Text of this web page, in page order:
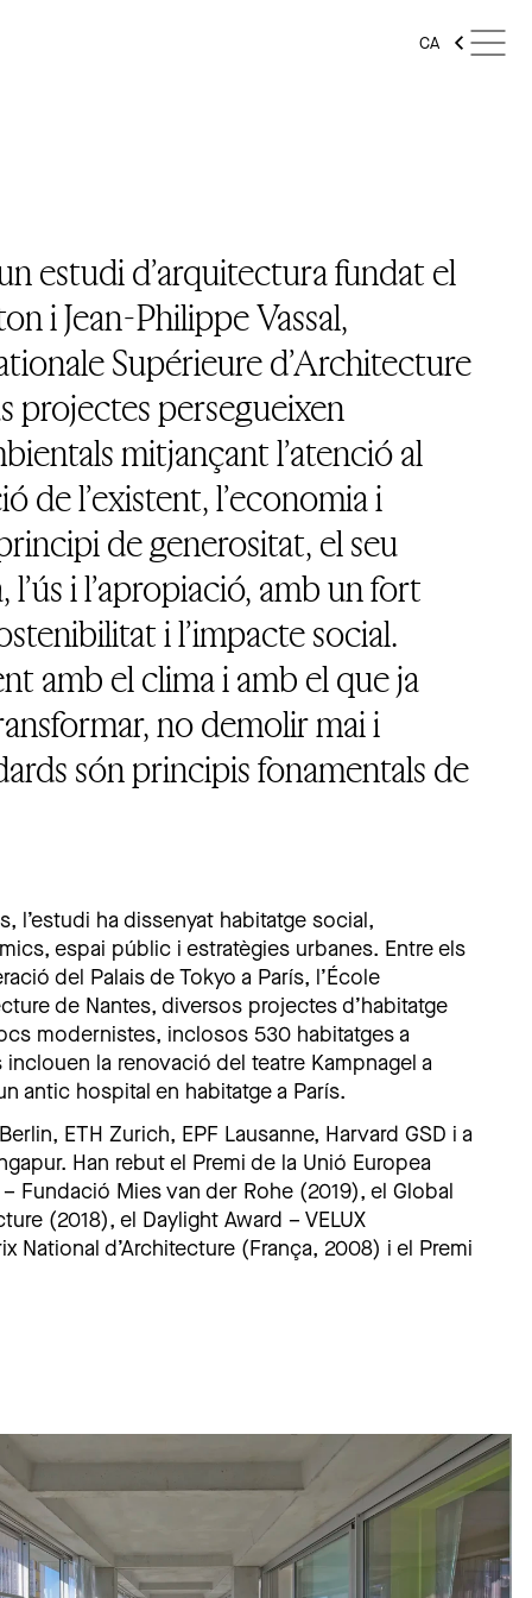
CA
estudi d’arquitectura fundat el
i Jean-Philippe Vassal,
Supérieure d’Architecture
projectes persegueixen
mitjançant l’atenció al
de l’existent, l’economia i
de generositat, el seu
i l’apropiació, amb un fort
i l’impacte social.
amb el clima i amb el que ja
no demolir mai i
són principis fonamentals de
l’estudi ha dissenyat habitatge social,
espai públic i estratègies urbanes. Entre els
del Palais de Tokyo a París, l’École
de Nantes, diversos projectes d’habitatge
modernistes, inclosos 530 habitatges a
la renovació del teatre Kampnagel a
antic hospital en habitatge a París.
ETH Zurich, EPF Lausanne, Harvard GSD i a
Han rebut el Premi de la Unió Europea
Fundació Mies van der Rohe (2019), el Global
(2018), el Daylight Award – VELUX
National d’Architecture (França, 2008) i el Premi